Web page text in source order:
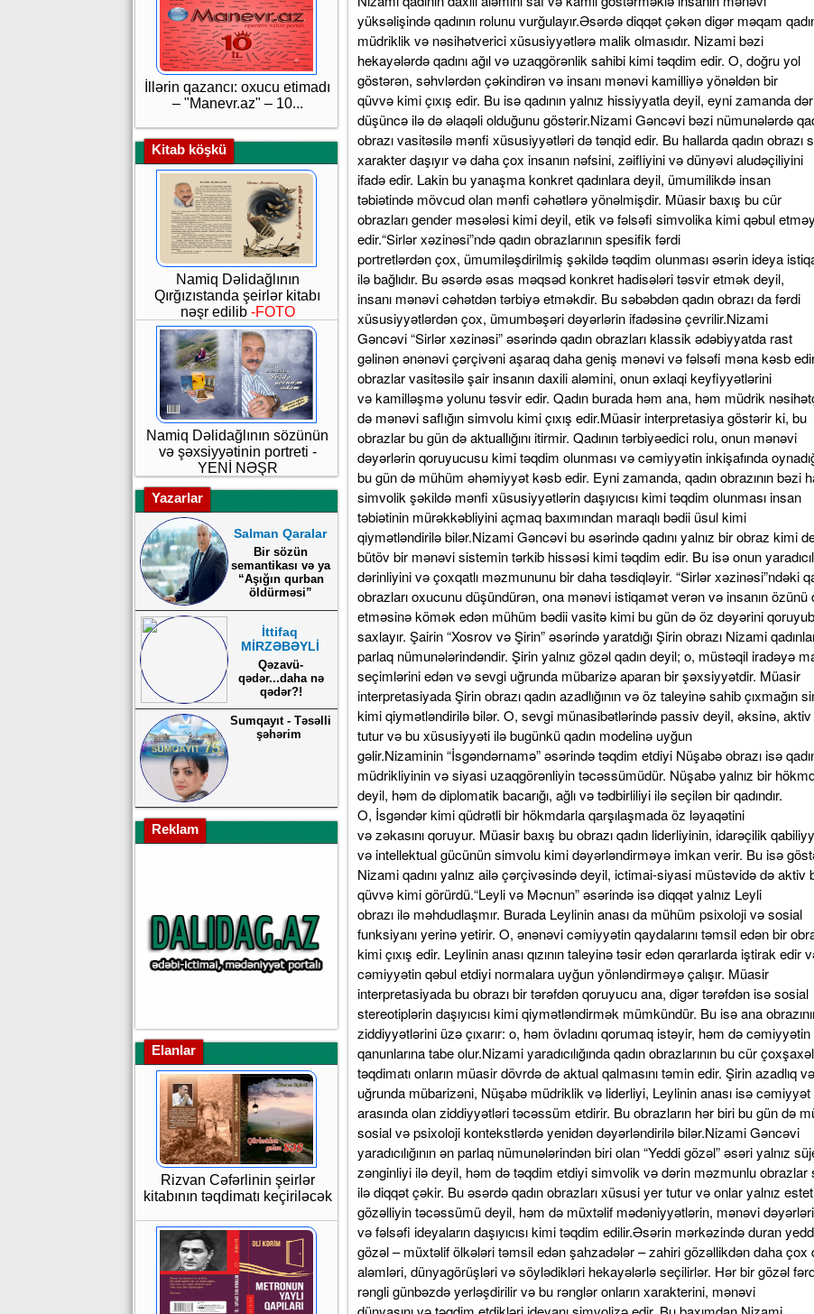
İllərin qazancı: oxucu etimadı
– "Manevr.az" – 10...
Kitab köşkü
Namiq Dəlidağlının
Qırğızıstanda şeirlər kitabı
nəşr edilib -FOTO
Namiq Dəlidağlının sözünün
və şəxsiyyətinin portreti -
YENİ NƏŞR
Yazarlar
Salman Qaralar
Bir sözün
semantikası və ya
“Aşığın qurban
öldürməsi”
İttifaq
MİRZƏBƏYLİ
Qəzavü-
qədər...daha nə
qədər?!
Sumqayıt - Təsəlli
şəhərim
Reklam
Elanlar
Rizvan Cəfərlinin şeirlər
kitabının təqdimatı keçiriləcək